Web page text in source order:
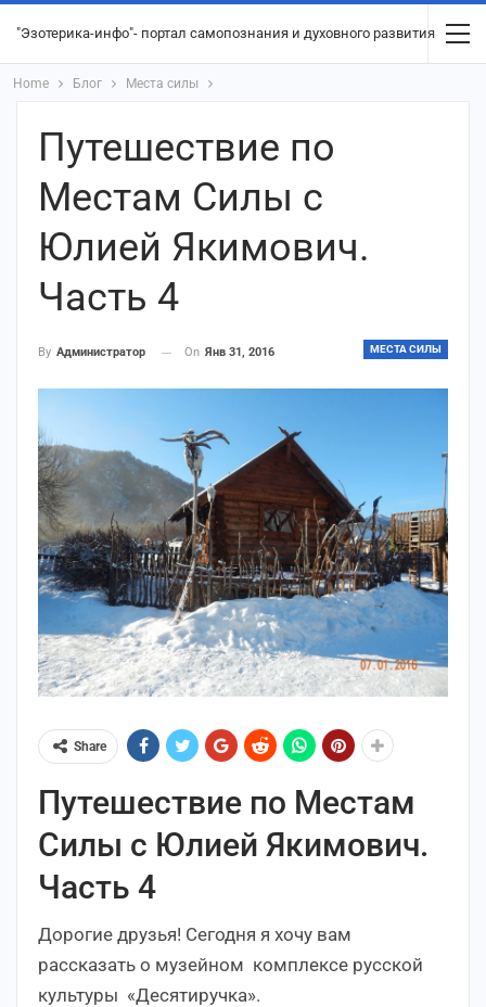
"Эзотерика-инфо"- портал самопознания и духовного развития
Home Блог Места силы
Путешествие по
Местам Силы с
Юлией Якимович.
Часть 4
МЕСТА СИЛЫ
By Администратор On Янв 31, 2016
Share
Путешествие по Местам
Силы с Юлией Якимович.
Часть 4
Дорогие друзья! Сегодня я хочу вам
рассказать о музейном комплексе русской
культуры «Десятиручка».